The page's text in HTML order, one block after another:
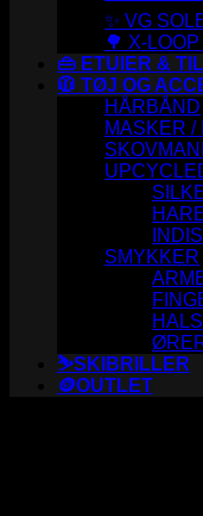
✨ VG
🌳 X-
👜 ETUIER &
🧥 TØJ OG
HÅRBÅND
MASKER /
SMYKKER
⛷️SKIBRILLER
🪙OUTLET